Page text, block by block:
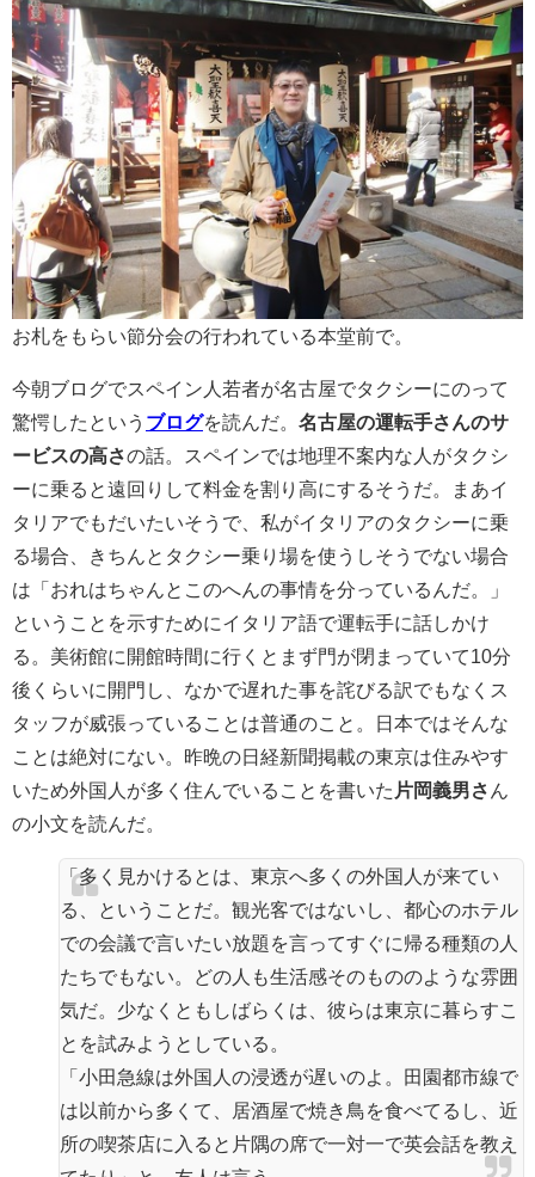
お札をもらい節分会の行われている本堂前で。
今朝ブログでスペイン人若者が名古屋でタクシーにのって
驚愕したという ブログを読んだ。 名古屋の運転手さんのサ
ービスの高さの話。スペインでは地理不案内な人がタクシ
ーに乗ると遠回りして料金を割り高にするそうだ。
まあイ
タリアでもだいたいそうで、私がイタリアのタクシーに乗
る場合、きちんとタクシー乗り場を使うしそうでない場合
は 「おれはちゃんとこのへんの事情を分っているんだ。」
ということを示すためにイタリア語で運転手に話しかけ
る。美術館に開館時間に行くとまず門が閉まっていて10分
後くらいに開門し、なかで遅れた事を詫びる訳でもなくス
タッフが威張っていることは普通のこと。日本ではそんな
ことは絶対にない。昨晩の日経新聞掲載の東京は住みやす
いため外国人が多く住んでいることを書いた 片岡義男さ ん
の小文を読んだ。
「多く見かけるとは、東京へ多くの外国人が来てい
る、ということだ。観光客ではないし、都心のホテル
での会議で言いたい放題を言ってすぐに帰る種類の人
たちでもない。どの人も生活感そのもののような雰囲
気だ。少なくともしばらくは、彼らは東京に暮らすこ
とを試みようとしている。
「小田急線は外国人の浸透が遅いのよ。田園都市線で
は以前から多くて、居酒屋で焼き鳥を食べてるし、近
所の喫茶店に入ると片隅の席で一対一で英会話を教え